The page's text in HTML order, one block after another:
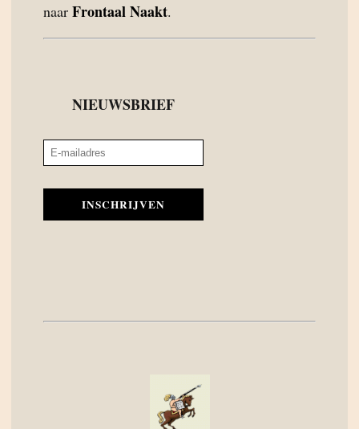
naar Frontaal Naakt.
NIEUWSBRIEF
INSCHRIJVEN